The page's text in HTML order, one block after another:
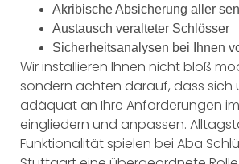
Akribische Absicherung aller
Austausch veralteter Schlösser
Sicherheitsanalysen bei Ihnen
Wir installieren Ihnen nicht bloß
sondern achten darauf, dass sich
adäquat an Ihre Anforderungen
eingliedern und anpassen.
Funktionalität spielen bei Aba